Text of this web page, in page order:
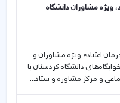
ویژه مشاوران دانشگاه
اعتیاد» ویژه مشاوران و
دانشگاه کردستان با
و مرکز مشاوره و ستاد...